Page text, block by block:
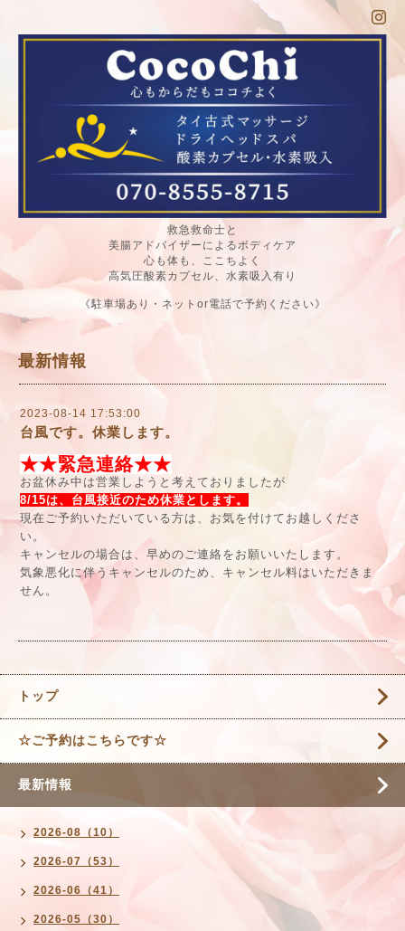
救急救命士と
美腸アドバイザーによるボディケア
心も体も、ここちよく
高気圧酸素カプセル、水素吸入有り
《駐車場あり・ネットor電話で予約ください》
最新情報
2023-08-14 17:53:00
台風です。休業します。
★★緊急連絡★★
お盆休み中は営業しようと考えておりましたが
8/15は、台風接近のため休業とします。
現在ご予約いただいている方は、お気を付けてお越しくださ
い。
キャンセルの場合は、早めのご連絡をお願いいたします。
気象悪化に伴うキャンセルのため、キャンセル料はいただきま
せん。
トップ
☆ご予約はこちらです☆
最新情報
2026-08（10）
2026-07（53）
2026-06（41）
2026-05（30）